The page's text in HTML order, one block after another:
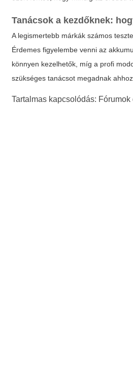
Tanácsok a kezdőknek:
A legismertebb márkák számos
Érdemes figyelembe venni az
könnyen kezelhetők, míg a profi
szükséges tanácsot megadnak
Tartalmas kapcsolódás: Fórumok